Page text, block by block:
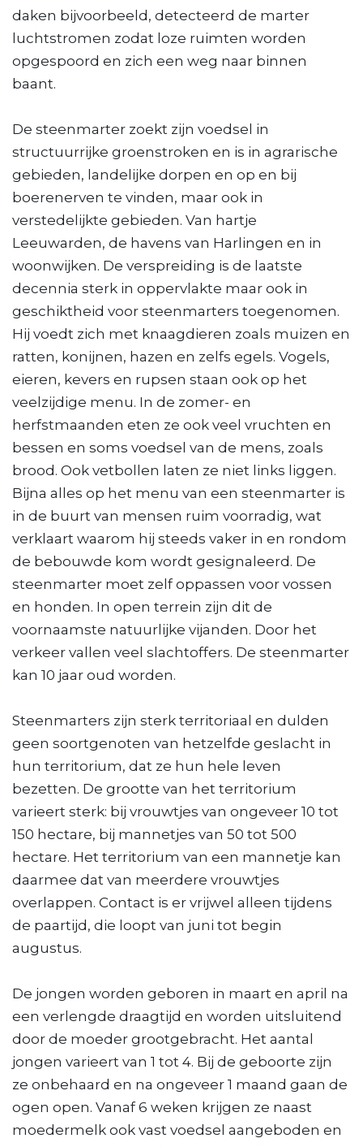
daken bijvoorbeeld, detecteerd de marter
luchtstromen zodat loze ruimten worden
opgespoord en zich een weg naar binnen
baant.
De steenmarter zoekt zijn voedsel in
structuurrijke groenstroken en is in agrarische
gebieden, landelijke dorpen en op en bij
boerenerven te vinden, maar ook in
verstedelijkte gebieden. Van hartje
Leeuwarden, de havens van Harlingen en in
woonwijken. De verspreiding is de laatste
decennia sterk in oppervlakte maar ook in
geschiktheid voor steenmarters toegenomen.
Hij voedt zich met knaagdieren zoals muizen en
ratten, konijnen, hazen en zelfs egels. Vogels,
eieren, kevers en rupsen staan ook op het
veelzijdige menu. In de zomer- en
herfstmaanden eten ze ook veel vruchten en
bessen en soms voedsel van de mens, zoals
brood. Ook vetbollen laten ze niet links liggen.
Bijna alles op het menu van een steenmarter is
in de buurt van mensen ruim voorradig, wat
verklaart waarom hij steeds vaker in en rondom
de bebouwde kom wordt gesignaleerd. De
steenmarter moet zelf oppassen voor vossen
en honden. In open terrein zijn dit de
voornaamste natuurlijke vijanden. Door het
verkeer vallen veel slachtoffers. De steenmarter
kan 10 jaar oud worden.
Steenmarters zijn sterk territoriaal en dulden
geen soortgenoten van hetzelfde geslacht in
hun territorium, dat ze hun hele leven
bezetten. De grootte van het territorium
varieert sterk: bij vrouwtjes van ongeveer 10 tot
150 hectare, bij mannetjes van 50 tot 500
hectare. Het territorium van een mannetje kan
daarmee dat van meerdere vrouwtjes
overlappen. Contact is er vrijwel alleen tijdens
de paartijd, die loopt van juni tot begin
augustus.
De jongen worden geboren in maart en april na
een verlengde draagtijd en worden uitsluitend
door de moeder grootgebracht. Het aantal
jongen varieert van 1 tot 4. Bij de geboorte zijn
ze onbehaard en na ongeveer 1 maand gaan de
ogen open. Vanaf 6 weken krijgen ze naast
moedermelk ook vast voedsel aangeboden en